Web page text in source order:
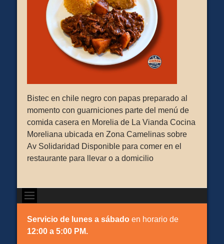
Bistec en chile negro con papas preparado al
momento con guarniciones parte del menú de
comida casera en Morelia de La Vianda Cocina
Moreliana ubicada en Zona Camelinas sobre
Av Solidaridad Disponible para comer en el
restaurante para llevar o a domicilio
Servicio de lunes a sábado en horario de
12:00 a 5:00 PM.